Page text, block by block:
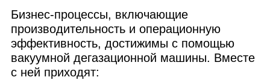
Бизнес-процессы, включающие
производительность и операционную
эффективность, достижимы с помощью
вакуумной дегазационной машины. Вместе
с ней приходят: